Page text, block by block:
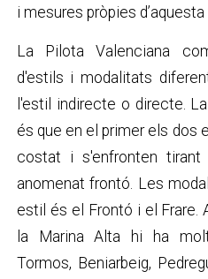
i mesures pròpies d’aquesta
La Pilota Valenciana
d'estils i modalitats
l'estil indirecte o directe.
és que en el primer els dos
costat i s'enfronten
anomenat frontó. Les
estil és el Frontó i el Frare.
la Marina Alta hi ha
Tormos, Beniarbeig,